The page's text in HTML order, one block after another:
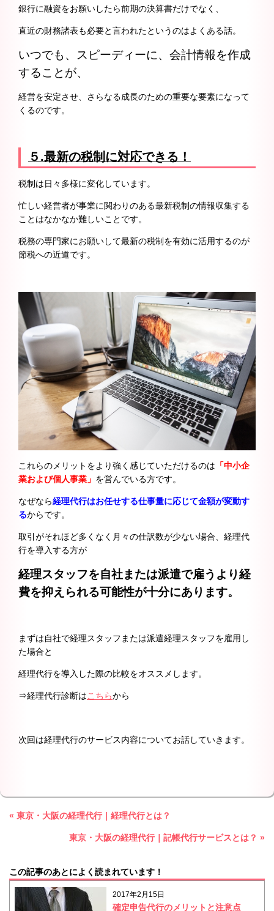
銀行に融資をお願いしたら前期の決算書だけでなく、
直近の財務諸表も必要と言われたというのはよくある話。
いつでも、スピーディーに、 会計情報を作成
することが、
経営を安定させ、さらなる成長のための重要な要素になって
くるのです。
５.最新の税制に対応できる！
税制は日々多様に変化しています。
忙しい経営者が事業に関わりのある最新税制の情報収集する
ことはなかなか難しいことです。
税務の専門家にお願いして最新の税制を有効に活用するのが
節税への近道です。
これらのメリットをより強く感じていただけるのは 「中小企
業および個人事業」 を営んでいる方です。
なぜなら経理代行はお任せする仕事量に応じて金額が変動す
るからです。
取引がそれほど多くなく月々の仕訳数が少ない場合、経理代
行を導入する方が
経理スタッフを自社または派遣で雇うより経
費を抑えられる可能性が十分にあります。
まずは自社で経理スタッフまたは派遣経理スタッフを雇用し
た場合と
経理代行を導入した際の比較をオススメします。
⇒経理代行診断はこちらから
次回は経理代行のサービス内容についてお話していきます。
« 東京・大阪の経理代行｜経理代行とは？
東京・大阪の経理代行｜記帳代行サービスとは？ »
この記事のあとによく読まれています！
2017年2月15日
確定申告代行のメリットと注意点